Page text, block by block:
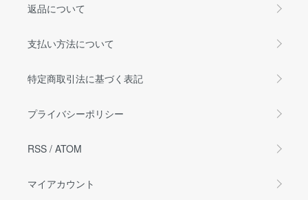
返品について
支払い方法について
特定商取引法に基づく表記
プライバシーポリシー
RSS / ATOM
マイアカウント